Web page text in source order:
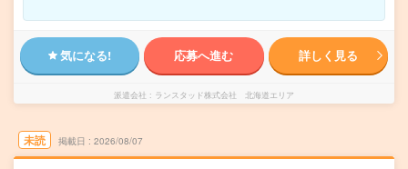
気になる! 応募へ進む 詳しく見る
派遣会社 ランスタッド株式会社 北海道エリア
未読 掲載日 2026/08/07